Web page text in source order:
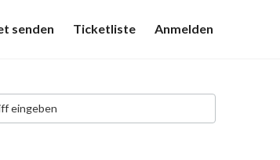
senden Ticketliste Anmelden